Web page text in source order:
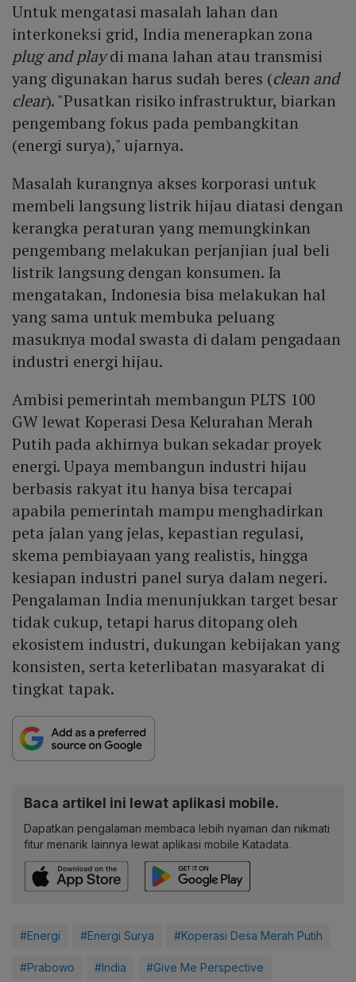
Untuk mengatasi masalah lahan dan
interkoneksi grid, India menerapkan zona
plug and playdi mana lahan atau transmisi
yang digunakan harus sudah beres (clean and
clear). "Pusatkan risiko infrastruktur, biarkan
pengembang fokus pada pembangkitan
(energi surya)," ujarnya.
Masalah kurangnya akses korporasi untuk
membeli langsung listrik hijau diatasi dengan
kerangka peraturan yang memungkinkan
pengembang melakukan perjanjian jual beli
listrik langsung dengan konsumen. Ia
mengatakan, Indonesia bisa melakukan hal
yang sama untuk membuka peluang
masuknya modal swasta di dalam pengadaan
industri energi hijau.
Ambisi pemerintah membangun PLTS 100
GW lewat Koperasi Desa Kelurahan Merah
Putih pada akhirnya bukan sekadar proyek
energi. Upaya membangun industri hijau
berbasis rakyat itu hanya bisa tercapai
apabila pemerintah mampu menghadirkan
peta jalan yang jelas, kepastian regulasi,
skema pembiayaan yang realistis, hingga
kesiapan industri panel surya dalam negeri.
Pengalaman India menunjukkan target besar
tidak cukup, tetapi harus ditopang oleh
ekosistem industri, dukungan kebijakan yang
konsisten, serta keterlibatan masyarakat di
tingkat tapak.
Baca artikel ini lewat aplikasi mobile.
Dapatkan pengalaman membaca lebih nyaman dan nikmati
fitur menarik lainnya lewat aplikasi mobile Katadata.
#Energi #Energi Surya #Koperasi Desa Merah Putih
#Prabowo #India #Give Me Perspective